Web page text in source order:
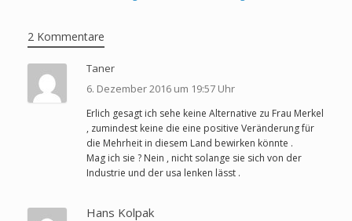
2 Kommentare
Taner
6. Dezember 2016 um 19:57 Uhr
Erlich gesagt ich sehe keine Alternative zu Frau Merkel
, zumindest keine die eine positive Veränderung für
die Mehrheit in diesem Land bewirken könnte .
Mag ich sie ? Nein , nicht solange sie sich von der
Industrie und der usa lenken lässt .
Hans Kolpak